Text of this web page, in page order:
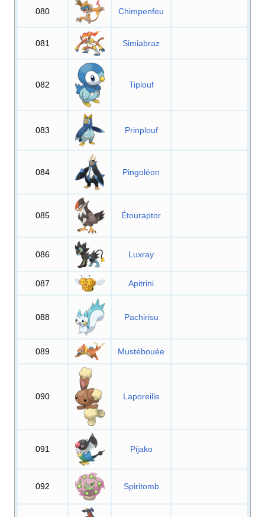
080 Chimpenfeu
081 Simiabraz
082 Tiplouf
083 Prinplouf
084 Pingoléon
085 Étouraptor
086 Luxray
087 Apitrini
088 Pachirisu
089 Mustébouée
090 Laporeille
091 Pijako
092 Spiritomb